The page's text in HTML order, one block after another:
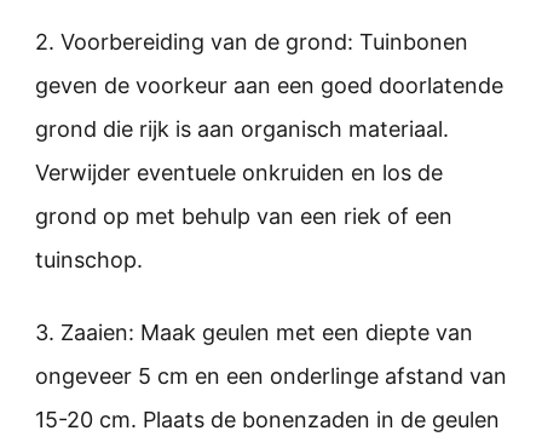
2. Voorbereiding van de grond: Tuinbonen
geven de voorkeur aan een goed doorlatende
grond die rijk is aan organisch materiaal.
Verwijder eventuele onkruiden en los de
grond op met behulp van een riek of een
tuinschop.
3. Zaaien: Maak geulen met een diepte van
ongeveer 5 cm en een onderlinge afstand van
15-20 cm. Plaats de bonenzaden in de geulen